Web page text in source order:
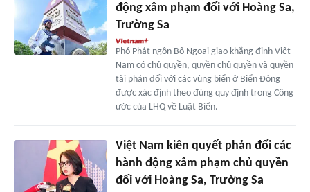
động xâm phạm đối với Hoàng Sa,
Trường Sa
Phó Phát ngôn Bộ Ngoại giao khẳng định Việt
Nam có chủ quyền, quyền chủ quyền và quyền
tài phán đối với các vùng biển ở Biển Đông
được xác định theo đúng quy định trong Công
ước của LHQ về Luật Biển.
Việt Nam kiên quyết phản đối các
hành động xâm phạm chủ quyền
đối với Hoàng Sa, Trường Sa